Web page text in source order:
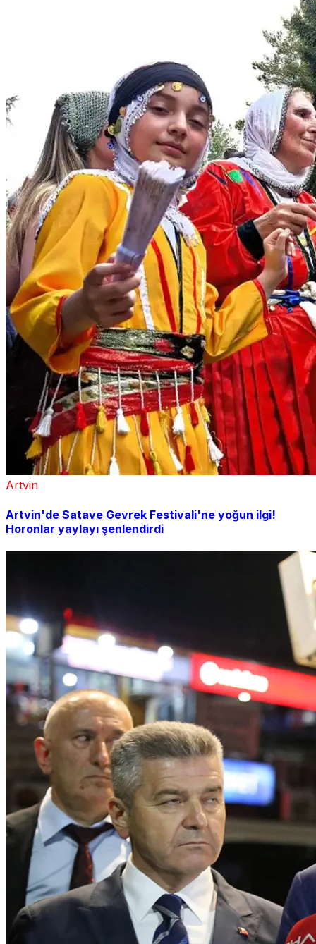
Artvin
Artvin'de Satave Gevrek Festivali'ne yoğun ilgi!
Horonlar yaylayı şenlendirdi